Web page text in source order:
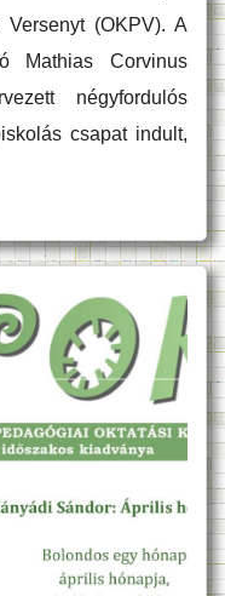
Versenyt (OKPV). A
Mathias Corvinus
négyfordulós
csapat indult,